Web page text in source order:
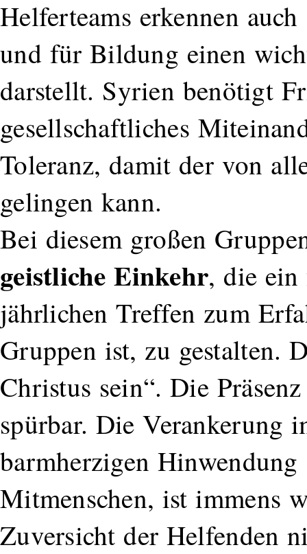
Helferteams erkennen
und für Bildung einen
darstellt. Syrien benötigt
gesellschaftliches
Toleranz, damit der von
gelingen kann.
Bei diesem großen
geistliche Einkehr, die ein
jährlichen Treffen zum
Gruppen ist, zu gestalten.
Christus sein“. Die
spürbar. Die Verankerung
barmherzigen
Mitmenschen, ist immens
Zuversicht der Helfenden